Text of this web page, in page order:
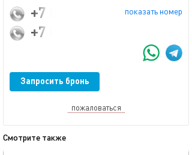
показать номер
+7 (913) 003-62-19
+7 (913) 003-62-19
Запросить бронь
пожаловаться
Смотрите также